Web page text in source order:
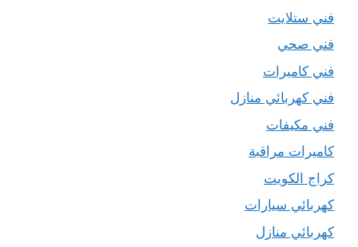
فني ستلايت
فني صحي
فني كاميرات
فني كهربائي منازل
فني مكيفات
كاميرات مراقبة
كراج الكويت
كهربائي سيارات
كهربائي منازل